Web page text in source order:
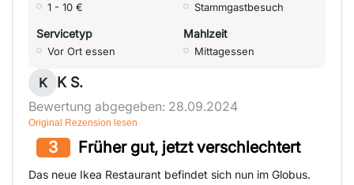
1 - 10 € Stammgastbesuch
Servicetyp
Vor Ort essen
Mahlzeit
Mittagessen
K K S.
Bewertung abgegeben: 28.09.2024
Original Rezension lesen
3 Früher gut, jetzt verschlechtert
Das neue Ikea Restaurant befindet sich nun im Globus.